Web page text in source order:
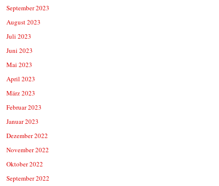
September 2023
August 2023
Juli 2023
Juni 2023
Mai 2023
April 2023
März 2023
Februar 2023
Januar 2023
Dezember 2022
November 2022
Oktober 2022
September 2022